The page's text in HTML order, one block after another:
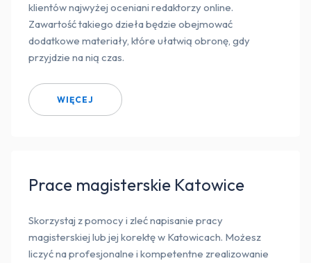
klientów najwyżej oceniani redaktorzy online.
Zawartość takiego dzieła będzie obejmować
dodatkowe materiały, które ułatwią obronę, gdy
przyjdzie na nią czas.
WIĘCEJ
Prace magisterskie Katowice
Skorzystaj z pomocy i zleć napisanie pracy
magisterskiej lub jej korektę w Katowicach. Możesz
liczyć na profesjonalne i kompetentne zrealizowanie